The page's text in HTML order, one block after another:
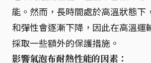
能。然而，長時間處於高溫狀態下
和彈性會逐漸下降，因此在高溫運
採取一些額外的保護措施。
影響氣泡布耐熱性能的因素：